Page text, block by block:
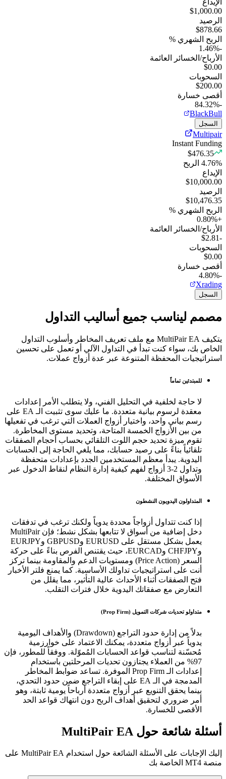
الإيداع
$1,000.00
الرصيد
$878.66
الربح الشهري %
-1.46
%
الأرباح/الخسائر العائمة
$0.00
السحوبات
$200.00
أقصى خسارة
-84.32%
BlackBull
السجل
Multipair
Instant Funding
$476.35
4.76%
الربح
الإيداع
$10,000.00
الرصيد
$10,476.35
الربح الشهري %
+
0.80%
الأرباح/الخسائر العائمة
-$2.81
السحوبات
$0.00
أقصى خسارة
-4.80%
Xrading
السجل
مصمم ليناسب جميع أساليب التداول
يتكيف MultiPair EA مع ملف تعريف المخاطر وأسلوب التداول
الخاص بك، سواء كنت تبدأ في التداول الآلي أو تعمل على تحسين
استراتيجيات المحفظة المتنوعة عبر عدة أزواج عملات.
للمبتدئين تماماً
لا حاجة لخلفية في التحليل الفني، ولا يتطلب الأمر إعدادات
معقدة لرسوم بيانية متعددة. ما عليك سوى تثبيت الـ EA على
رسم بياني واحد، واختيار أزواج العملات التي ترغب في تفعيلها
من بين الأزواج الخمسة المتاحة، وتحديد مستوى المخاطرة.
تقوم ميزة تحديد حجم اللوت التلقائي بحساب أحجام الصفقات
تلقائياً بناءً على رصيد حسابك، مما يلغي الحاجة إلى الحسابات
اليدوية. يبدأ معظم المستخدمين الجدد بإعدادات متحفظة
وتداول 2-3 أزواج لفهم كيفية إدارة النظام لنقاط الدخول عبر
الأسواق المختلفة.
المتداولون اليدويون النشطون
إذا كنت تتداول أزواجاً محددة يدوياً ولكنك ترغب في تدفقات
دخل إضافية من أسواق لا تتابعها بشكل نشط؛ فإن MultiPair
يعمل بشكل مستقل على EURUSD وGBPUSD وEURJPY
وCHFJPY وEURCAD، حيث يقتنص الفرص بناءً على حركة
السعر (Price Action) ومستويات الدعم والمقاومة بينما تركز
أنت على استراتيجيات تداولك الأساسية. كما يمنع فلتر الأخبار
فتح الصفقات أثناء الأحداث عالية التأثير، مما يقلل من
التعارض مع صفقاتك اليدوية خلال فترات التقلب.
متداولو تحديات شركات التمويل (Prop Firm)
بدلاً من إدارة حدود التراجع (Drawdown) والأهداف اليومية
يدوياً عبر أزواج متعددة، يمكنك الاعتماد على خوارزمية
مُحسّنة لتناسب قواعد الحسابات المُموّلة. ووفقاً للمطور، فإن
97% من العملاء يجتازون تحديات المرحلتين باستخدام
إعدادات الـ Prop Firm الموفرة. تساعد ضوابط المخاطر
المدمجة في الـ EA على إبقاء التراجع ضمن حدود التحدي،
بينما يحقق التنويع عبر أزواج متعددة أرباحاً يومية ثابتة، وهو
أمر ضروري لتحقيق أهداف الربح دون انتهاك قواعد الحد
الأقصى للخسارة.
أسئلة شائعة حول MultiPair EA
إليك الإجابات على الأسئلة الشائعة حول استخدام MultiPair EA على
منصة MT4 الخاصة بك